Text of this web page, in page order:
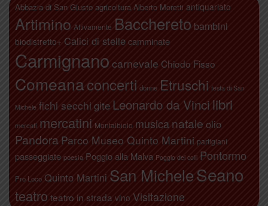
Abbazia di San Giusto agricoltura Alberto Moretti antiquariato
Artimino Attivamente Bacchereto bambini
biodistretto+ Calici di stelle camminate
Carmignano carnevale Chiodo Fisso
Comeanaconcerti donne Etruschi festa di San
Michele fichi secchi gite Leonardo da Vinci libri
mercati mercatini Montalbiolo musica natale olio
Pandora Parco Museo Quinto Martini partigiani
passeggiate poesia Poggio alla Malva Poggio dei colli Pontormo
Pro Loco Quinto Martini San MicheleSeano
teatro teatro in strada vino Visitazione